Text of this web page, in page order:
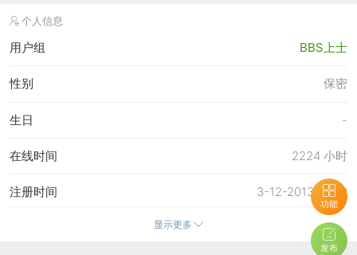
功能
发布
个人信息
用户组 BBS上士
保密
性别
-
生日
2224 小时
在线时间
3-12-2013 12:49
注册时间
8-8-2026 23:37
显示更多